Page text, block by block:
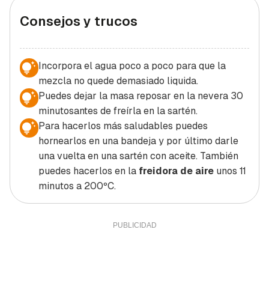
Consejos y trucos
Incorpora el agua poco a poco para que la
mezcla no quede demasiado liquida.
Puedes dejar la masa reposar en la nevera 30
minutosantes de freírla en la sartén.
Para hacerlos más saludables puedes
hornearlos en una bandeja y por último darle
una vuelta en una sartén con aceite. También
puedes hacerlos en la freidora de aire unos 11
minutos a 200ºC.